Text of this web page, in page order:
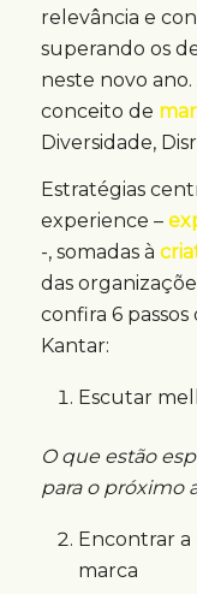
relevância e
superando os
neste novo
conceito de
Diversidade,
Estratégias
experience –
-, somadas à
das
confira 6
Kantar:
Escutar
O que estão
para o próximo
Encontrar a
marca